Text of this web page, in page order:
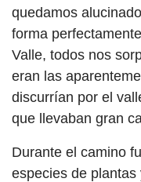
quedamos
forma
Valle, todos nos
eran las
discurrían por el
que llevaban gran
Durante el camino
especies de